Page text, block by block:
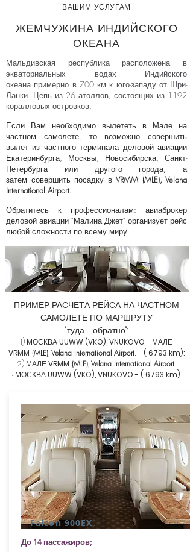
ВАШИМ УСЛУГАМ
ЖЕМЧУЖИНА ИНДИЙСКОГО
ОКЕАНА
Мальдивская республика расположена в
экваториальных водах Индийского
океана примерно в 700 км к юго-западу от Шри-
Ланки. Цепь из 26 атоллов, состоящих из 1192
коралловых островков.
Если Вам необходимо вылететь в Мале на
частном самолете, то возможно совершить
вылет из частного терминала деловой авиации
Екатеринбурга, Москвы, Новосибирска, Санкт-
Петербурга или другого города, а
затем совершить посадку в VRMM (MLE), Velana
International Airport.
Обратитесь к профессионалам: авиаброкер
деловой авиации "Малина Джет" организует рейс
любой сложности по всему миру.
ПРИМЕР РАСЧЕТА РЕЙСА НА ЧАСТНОМ
САМОЛЕТЕ ПО МАРШРУТУ
"туда - обратно":
1) МОСКВАUUWW (VKO), VNUKOVO - МАЛЕ
VRMM (MLE), Velana International Airport. - ( 6793 km);
2) МАЛЕVRMM (MLE), Velana International Airport.
- МОСКВАUUWW (VKO), VNUKOVO - ( 6793 km).
Falcon 900EX
До 14 пассажиров;